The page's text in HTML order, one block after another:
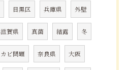
目黒区 兵庫県 外壁
滋賀県 真菌 結露 冬
カビ問題 奈良県 大阪